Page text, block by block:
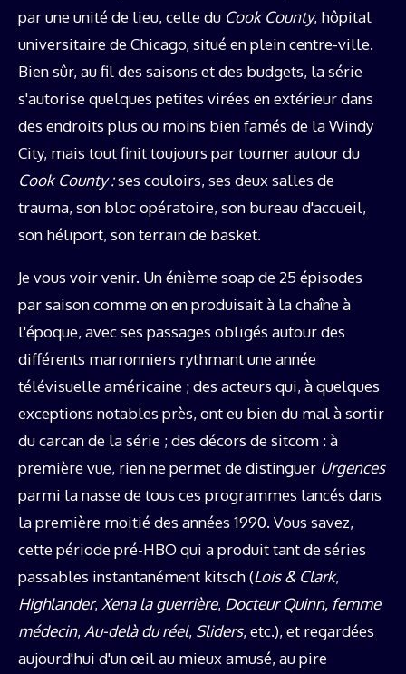
par une unité de lieu, celle du Cook County, hôpital
universitaire de Chicago, situé en plein centre-ville.
Bien sûr, au fil des saisons et des budgets, la série
s'autorise quelques petites virées en extérieur dans
des endroits plus ou moins bien famés de la Windy
City, mais tout finit toujours par tourner autour du
Cook County :ses couloirs, ses deux salles de
trauma, son bloc opératoire, son bureau d'accueil,
son héliport, son terrain de basket.
Je vous voir venir. Un énième soap de 25 épisodes
par saison comme on en produisait à la chaîne à
l'époque, avec ses passages obligés autour des
différents marronniers rythmant une année
télévisuelle américaine ; des acteurs qui, à quelques
exceptions notables près, ont eu bien du mal à sortir
du carcan de la série ; des décors de sitcom : à
première vue, rien ne permet de distinguer Urgences
parmi la nasse de tous ces programmes lancés dans
la première moitié des années 1990. Vous savez,
cette période pré-HBO qui a produit tant de séries
passables instantanément kitsch (Lois & Clark,
Highlander, Xena la guerrière, Docteur Quinn, femme
médecin, Au-delà du réel, Sliders, etc.), et regardées
aujourd'hui d'un œil au mieux amusé, au pire